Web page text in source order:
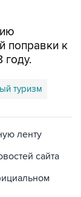
поправки к
году.
туризм
ленту
сайта